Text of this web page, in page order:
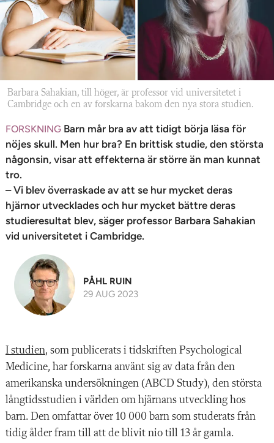
Barbara Sahakian, till höger, är professor vid universitetet i
Cambridge och en av forskarna bakom den nya stora studien.
FORSKNING Barn mår bra av att tidigt börja läsa för
nöjes skull. Men hur bra? En brittisk studie, den största
någonsin, visar att effekterna är större än man kunnat
tro.
– Vi blev överraskade av att se hur mycket deras
hjärnor utvecklades och hur mycket bättre deras
studieresultat blev, säger professor Barbara Sahakian
vid universitetet i Cambridge.
PÅHL RUIN
29 AUG 2023
I studien, som publicerats i tidskriften Psychological
Medicine, har forskarna använt sig av data från den
amerikanska undersökningen (ABCD Study), den största
långtidsstudien i världen om hjärnans utveckling hos
barn. Den omfattar över 10 000 barn som studerats från
tidig ålder fram till att de blivit nio till 13 år gamla.